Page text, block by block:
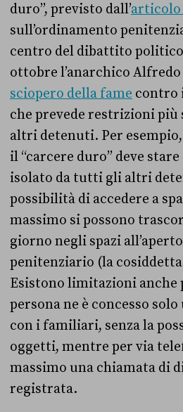
duro”, previsto dall’articolo
sull’ordinamento
centro del dibattito
ottobre l’anarchico
sciopero della fame contro
che prevede restrizioni
altri detenuti. Per
il “carcere duro” deve
isolato da tutti gli altri
possibilità di accedere a
massimo si possono
giorno negli spazi
penitenziario (la cosiddetta
Esistono limitazioni anche
persona ne è concesso solo
con i familiari, senza la
oggetti, mentre per via
massimo una chiamata di
registrata.